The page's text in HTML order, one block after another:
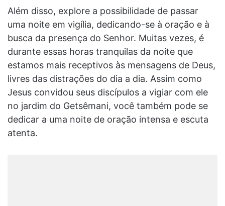
Além disso, explore a possibilidade de passar
uma noite em vigília, dedicando-se à oração e à
busca da presença do Senhor. Muitas vezes, é
durante essas horas tranquilas da noite que
estamos mais receptivos às mensagens de Deus,
livres das distrações do dia a dia. Assim como
Jesus convidou seus discípulos a vigiar com ele
no jardim do Getsêmani, você também pode se
dedicar a uma noite de oração intensa e escuta
atenta.